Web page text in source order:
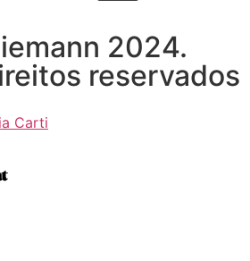
2024.
reservados
Carti